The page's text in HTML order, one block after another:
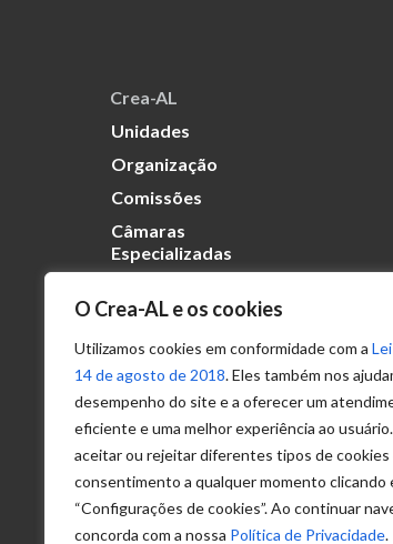
O Crea-AL e os cookies
Utilizamos cookies em conformidade com a
14 de agosto de 2018. Eles também nos
desempenho do site e a oferecer um
eficiente e uma melhor experiência ao
aceitar ou rejeitar diferentes tipos de cookies
consentimento a qualquer momento clicando
“Configurações de cookies”. Ao continuar
concorda com a nossa Política de Privacidade.
Crea-AL
Unidades
Organização
Comissões
Câmaras
Especializadas
Transparência
Portal
Acesso à
Informação
Política de
Privacidade de
Dados